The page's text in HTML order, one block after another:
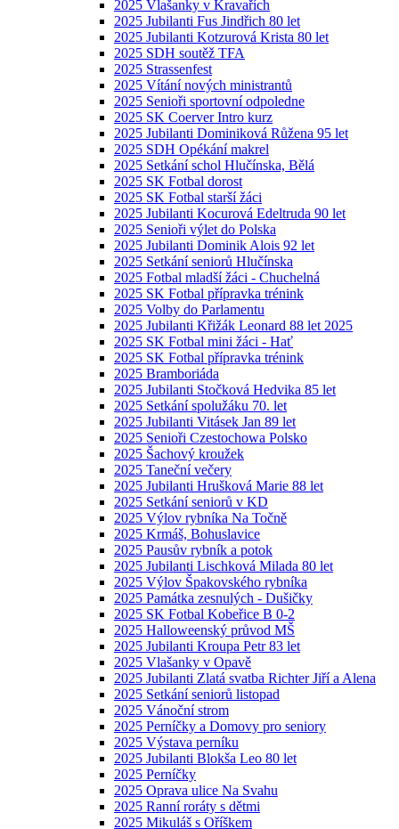
2025 Vlašanky v Kravařích
2025 Jubilanti Fus Jindřich 80 let
2025 Jubilanti Kotzurová Krista 80 let
2025 SDH soutěž TFA
2025 Strassenfest
2025 Vítání nových ministrantů
2025 Senioři sportovní odpoledne
2025 SK Coerver Intro kurz
2025 Jubilanti Dominiková Růžena 95 let
2025 SDH Opékání makrel
2025 Setkání schol Hlučínska, Bělá
2025 SK Fotbal dorost
2025 SK Fotbal starší žáci
2025 Jubilanti Kocurová Edeltruda 90 let
2025 Senioři výlet do Polska
2025 Jubilanti Dominik Alois 92 let
2025 Setkání seniorů Hlučínska
2025 Fotbal mladší žáci - Chuchelná
2025 SK Fotbal přípravka trénink
2025 Volby do Parlamentu
2025 Jubilanti Křižák Leonard 88 let 2025
2025 SK Fotbal mini žáci - Hať
2025 SK Fotbal přípravka trénink
2025 Bramboriáda
2025 Jubilanti Stočková Hedvika 85 let
2025 Setkání spolužáku 70. let
2025 Jubilanti Vitásek Jan 89 let
2025 Senioři Czestochowa Polsko
2025 Šachový kroužek
2025 Taneční večery
2025 Jubilanti Hrušková Marie 88 let
2025 Setkání seniorů v KD
2025 Výlov rybníka Na Točně
2025 Krmáš, Bohuslavice
2025 Pausův rybník a potok
2025 Jubilanti Lischková Milada 80 let
2025 Výlov Špakovského rybníka
2025 Památka zesnulých - Dušičky
2025 SK Fotbal Kobeřice B 0-2
2025 Halloweenský průvod MŠ
2025 Jubilanti Kroupa Petr 83 let
2025 Vlašanky v Opavě
2025 Jubilanti Zlatá svatba Richter Jiří a Alena
2025 Setkání seniorů listopad
2025 Vánoční strom
2025 Perníčky a Domovy pro seniory
2025 Výstava perníku
2025 Jubilanti Blokša Leo 80 let
2025 Perníčky
2025 Oprava ulice Na Svahu
2025 Ranní roráty s dětmi
2025 Mikuláš s Oříškem